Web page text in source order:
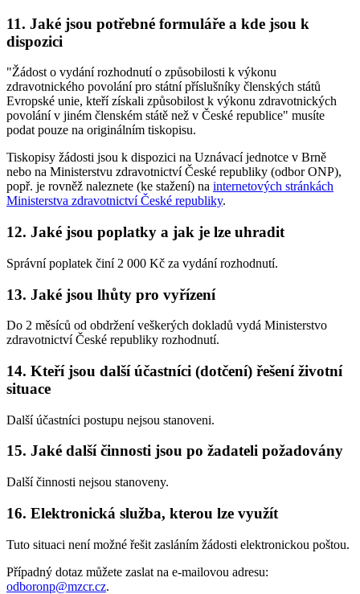
11. Jaké jsou potřebné formuláře a kde jsou k
dispozici
"Žádost o vydání rozhodnutí o způsobilosti k výkonu
zdravotnického povolání pro státní příslušníky členských států
Evropské unie, kteří získali způsobilost k výkonu zdravotnických
povolání v jiném členském státě než v České republice" musíte
podat pouze na originálním tiskopisu.
Tiskopisy žádosti jsou k dispozici na Uznávací jednotce v Brně
nebo na Ministerstvu zdravotnictví České republiky (odbor ONP),
popř. je rovněž naleznete (ke stažení) na internetových stránkách
Ministerstva zdravotnictví České republiky.
12. Jaké jsou poplatky a jak je lze uhradit
Správní poplatek činí 2 000 Kč za vydání rozhodnutí.
13. Jaké jsou lhůty pro vyřízení
Do 2 měsíců od obdržení veškerých dokladů vydá Ministerstvo
zdravotnictví České republiky rozhodnutí.
14. Kteří jsou další účastníci (dotčení) řešení životní
situace
Další účastníci postupu nejsou stanoveni.
15. Jaké další činnosti jsou po žadateli požadovány
Další činnosti nejsou stanoveny.
16. Elektronická služba, kterou lze využít
Tuto situaci není možné řešit zasláním žádosti elektronickou poštou.
Případný dotaz můžete zaslat na e-mailovou adresu:
odboronp@mzcr.cz.